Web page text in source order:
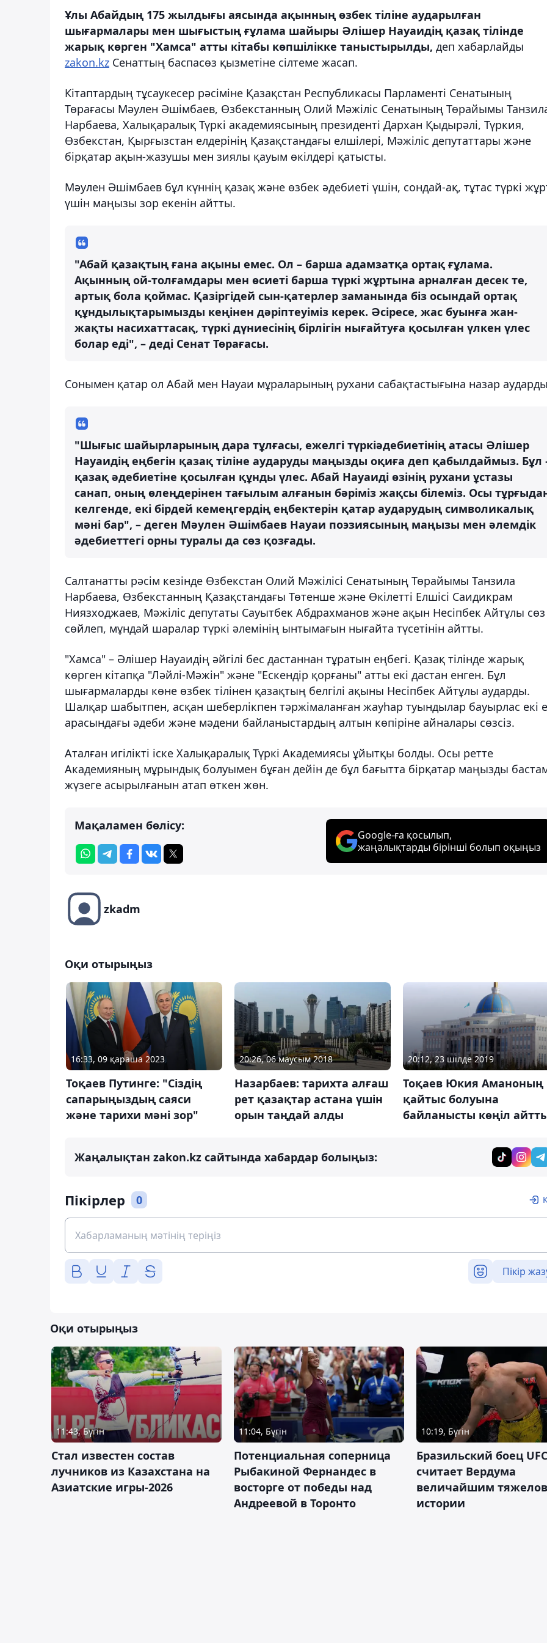
Ұлы Абайдың 175 жылдығы аясында ақынның өзбек тіліне аударылған
шығармалары мен шығыстың ғұлама шайыры Әлішер Науаидің қазақ тілінде
жарық көрген "Хамса" атты кітабы көпшілікке таныстырылды, деп хабарлайды
zakon.kz Сенаттың баспасөз қызметіне сілтеме жасап.
Кітаптардың тұсаукесер рәсіміне Қазақстан Республикасы Парламенті Сенатының
Төрағасы Мәулен Әшімбаев, Өзбекстанның Олий Мәжіліс Сенатының Төрайымы
Нарбаева, Халықаралық Түркі академиясының президенті Дархан Қыдырәлі, Түркия,
Өзбекстан, Қырғызстан елдерінің Қазақстандағы елшілері, Мәжіліс депутаттары және
бірқатар ақын-жазушы мен зиялы қауым өкілдері қатысты.
Мәулен Әшімбаев бұл күннің қазақ және өзбек әдебиеті үшін, сондай-ақ, тұтас түркі
үшін маңызы зор екенін айтты.
"Абай қазақтың ғана ақыны емес. Ол – барша адамзатқа ортақ ғұлама.
Ақынның ой-толғамдары мен өсиеті барша түркі жұртына арналған десек те,
артық бола қоймас. Қазіргідей сын-қатерлер заманында біз осындай ортақ
құндылықтарымызды кеңінен дәріптеуіміз керек. Әсіресе, жас буынға жан-
жақты насихаттасақ, түркі дүниесінің бірлігін нығайтуға қосылған үлкен үлес
болар еді", – деді Сенат Төрағасы.
Сонымен қатар ол Абай мен Науаи мұраларының рухани сабақтастығына назар
"Шығыс шайырларының дара тұлғасы, ежелгі түркіәдебиетінің атасы Әлішер
Науаидің еңбегін қазақ тіліне аударуды маңызды оқиға деп қабылдаймыз. Бұл
қазақ әдебиетіне қосылған құнды үлес. Абай Науаиді өзінің рухани ұстазы
санап, оның өлеңдерінен тағылым алғанын бәріміз жақсы білеміз. Осы
келгенде, екі бірдей кемеңгердің еңбектерін қатар аударудың символикалық
мәні бар", – деген Мәулен Әшімбаев Науаи поэзиясының маңызы мен әлемдік
әдебиеттегі орны туралы да сөз қозғады.
Салтанатты рәсім кезінде Өзбекстан Олий Мәжілісі Сенатының Төрайымы Танзила
Нарбаева, Өзбекстанның Қазақстандағы Төтенше және Өкілетті Елшісі Саидикрам
Ниязходжаев, Мәжіліс депутаты Сауытбек Абдрахманов және ақын Несіпбек Айтұлы сөз
сөйлеп, мұндай шаралар түркі әлемінің ынтымағын нығайта түсетінін айтты.
"Хамса" – Әлішер Науаидің әйгілі бес дастаннан тұратын еңбегі. Қазақ тілінде жарық
көрген кітапқа "Ләйлі-Мәжін" және "Ескендір қорғаны" атты екі дастан енген. Бұл
шығармаларды көне өзбек тілінен қазақтың белгілі ақыны Несіпбек Айтұлы аударды.
Шалқар шабытпен, асқан шеберлікпен тәржімаланған жауһар туындылар бауырлас екі
арасындағы әдеби және мәдени байланыстардың алтын көпіріне айналары сөзсіз.
Аталған игілікті іске Халықаралық Түркі Академиясы ұйытқы болды. Осы ретте
Академияның мұрындық болуымен бұған дейін де бұл бағытта бірқатар маңызды
жүзеге асырылғанын атап өткен жөн.
Мақаламен бөлісу:
Google-ға қосылып,
жаңалықтарды бірінші болып оқыңыз
zkadm
Оқи отырыңыз
16:33, 09 қараша 2023
Тоқаев Путинге: "Сіздің
сапарыңыздың саяси
және тарихи мәні зор"
20:26, 06 маусым 2018
Назарбаев: тарихта алғаш
рет қазақтар астана үшін
орын таңдай алды
20:12, 23 шілде 2019
Тоқаев Юкия Аманоның
қайтыс болуына
байланысты көңіл
Жаңалықтан zakon.kz сайтында хабардар болыңыз:
Пікірлер 0
Пікір
Оқи отырыңыз
11:43, Бүгін
Стал известен состав
лучников из Казахстана на
Азиатские игры-2026
11:04, Бүгін
Потенциальная соперница
Рыбакиной Фернандес в
восторге от победы над
Андреевой в Торонто
10:19, Бүгін
Бразильский боец
считает Вердума
величайшим
истории